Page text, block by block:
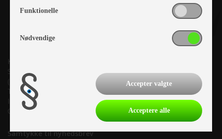
Kronjyllands Camping Center A/S
Suderholmen 10, 8960 Randers SØ
(Lige ud til Grenåvej)
Tlf. +45 87 10 98 70
Info@as-kcc.dk
CVR: 33 38 77 33
Samtykke til nyhedsbrev
Funktionelle
Nødvendige
Accepter valgte
Acceptere alle